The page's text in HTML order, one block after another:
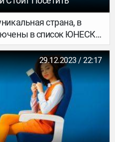
страна, в
в список ЮНЕСКО
культурного
29.12.2023 / 22:17